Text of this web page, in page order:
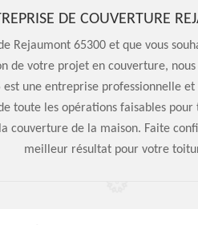
DE COUVERTURE
Rejaumont 65300 et que vous
de votre projet en couverture,
une entreprise professionnelle
toute les opérations faisables
couverture de la maison. Faite
meilleur résultat pour votre